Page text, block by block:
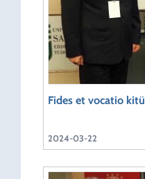
Fides et vocatio
2024-03-22